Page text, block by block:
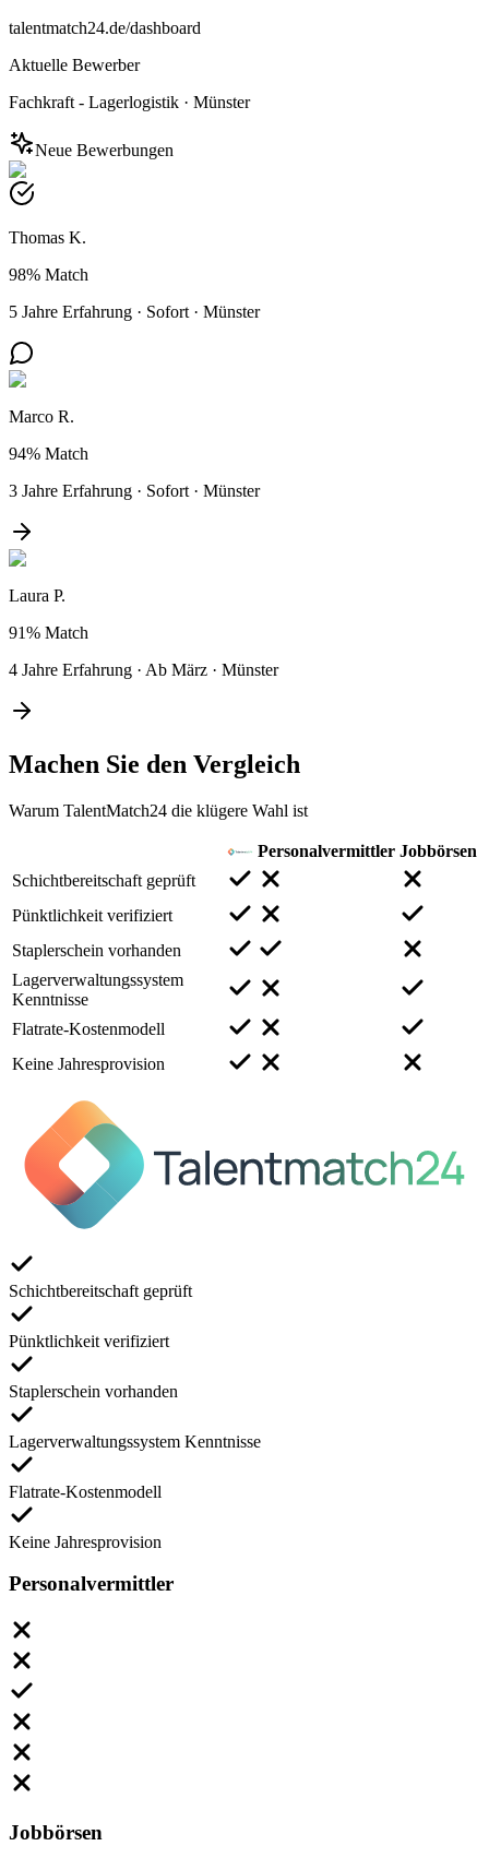
talentmatch24.de/dashboard
Aktuelle Bewerber
Fachkraft - Lagerlogistik · Münster
Neue Bewerbungen
Thomas K.
98% Match
5 Jahre Erfahrung · Sofort · Münster
Marco R.
94% Match
3 Jahre Erfahrung · Sofort · Münster
Laura P.
91% Match
4 Jahre Erfahrung · Ab März · Münster
Machen Sie den Vergleich
Warum TalentMatch24 die klügere Wahl ist
Personalvermittler Jobbörsen
Schichtbereitschaft geprüft
Pünktlichkeit verifiziert
Staplerschein vorhanden
Lagerverwaltungssystem
Kenntnisse
Flatrate-Kostenmodell
Keine Jahresprovision
Schichtbereitschaft geprüft
Pünktlichkeit verifiziert
Staplerschein vorhanden
Lagerverwaltungssystem Kenntnisse
Flatrate-Kostenmodell
Keine Jahresprovision
Personalvermittler
Jobbörsen